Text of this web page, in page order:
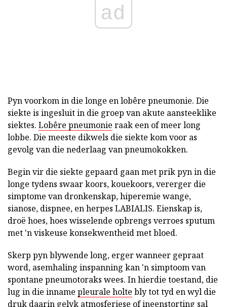
ad
Pyn voorkom in die longe en lobêre pneumonie. Die
siekte is ingesluit in die groep van akute aansteeklike
siektes. Lobêre pneumonie raak een of meer long
lobbe. Die meeste dikwels die siekte kom voor as
gevolg van die nederlaag van pneumokokken.
Begin vir die siekte gepaard gaan met prik pyn in die
longe tydens swaar koors, kouekoors, vererger die
simptome van dronkenskap, hiperemie wange,
sianose, dispnee, en herpes LABIALIS. Eienskap is,
droë hoes, hoes wisselende opbrengs verroes sputum
met 'n viskeuse konsekwentheid met bloed.
Skerp pyn blywende long, erger wanneer gepraat
word, asemhaling inspanning kan 'n simptoom van
spontane pneumotoraks wees. In hierdie toestand, die
lug in die inname pleurale holte bly tot tyd en wyl die
druk daarin gelyk atmosferiese of ineenstorting sal